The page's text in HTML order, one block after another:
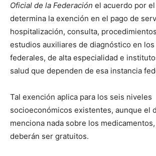
Oficial de la Federación el acuerdo por
determina la exención en el pago de
hospitalización, consulta,
estudios auxiliares de diagnóstico en
federales, de alta especialidad e
salud que dependen de esa instancia
Tal exención aplica para los seis niveles
socioeconómicos existentes, aunque el
menciona nada sobre los
deberán ser gratuitos.